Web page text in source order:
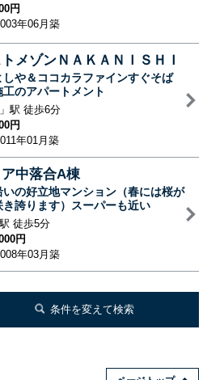
円
年06月築
メゾンＮＡＫＡＮＩＳＨＩ
しや＆ココカラファインすぐそば
のアパートメント
」駅 徒歩6分
円
年01月築
中落合A棟
いの好立地マンション（春には桜が
き誇ります）スーパーも近い
駅 徒歩5分
円
年03月築
条件を変えて検索